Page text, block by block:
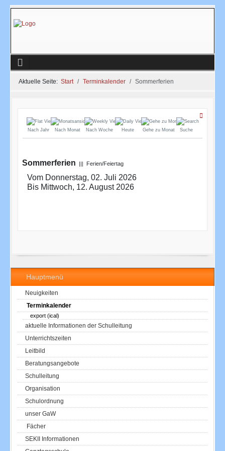
Aktuelle Seite: Start Terminkalender Sommerferien
Hauptmenü
Neuigkeiten
Terminkalender
export (ical)
aktuelle Informationen der Schulleitung
Unterrichtszeiten
Leitbild
Beratungsangebote
Schulleitung
Organisation
Schulordnung
unser GaW
Fächer
SEKII Informationen
Nach Jahr Nach Monat Nach Woche Heute Gehe zu Monat Suche
Sommerferien ||| Ferien/Feiertag
Vom Donnerstag, 02. Juli 2026
Bis Mittwoch, 12. August 2026